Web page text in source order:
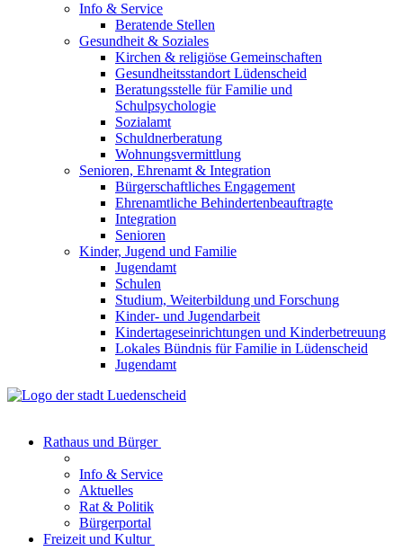
Info & Service
Beratende Stellen
Gesundheit & Soziales
Kirchen & religiöse Gemeinschaften
Gesundheitsstandort Lüdenscheid
Beratungsstelle für Familie und
Schulpsychologie
Sozialamt
Schuldnerberatung
Wohnungsvermittlung
Senioren, Ehrenamt & Integration
Bürgerschaftliches Engagement
Ehrenamtliche Behindertenbeauftragte
Integration
Senioren
Kinder, Jugend und Familie
Jugendamt
Schulen
Studium, Weiterbildung und Forschung
Kinder- und Jugendarbeit
Kindertageseinrichtungen und Kinderbetreuung
Lokales Bündnis für Familie in Lüdenscheid
Jugendamt
Rathaus und Bürger
Info & Service
Aktuelles
Rat & Politik
Bürgerportal
Freizeit und Kultur